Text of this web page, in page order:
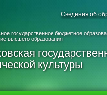
Сведения об
государственное бюджетное
высшего образования
культуры